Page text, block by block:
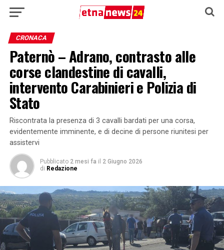
CRONACA
Paternò – Adrano, contrasto alle
corse clandestine di cavalli,
intervento Carabinieri e Polizia di
Stato
Riscontrata la presenza di 3 cavalli bardati per una corsa,
evidentemente imminente, e di decine di persone riunitesi per
assistervi
Pubblicato 2 mesi fa il 2 Giugno 2026
di Redazione